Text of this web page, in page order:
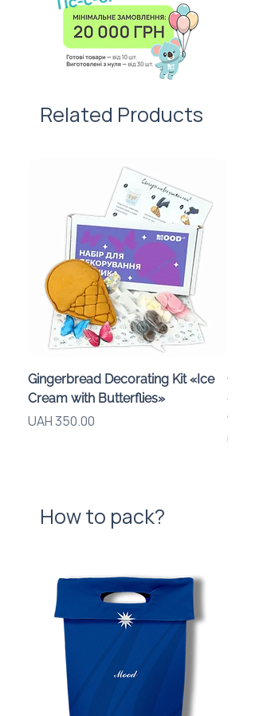
забудьте про листівку —
важливий атрибут першого
враження!
100 штук без врахування
вартості нанесення.
Related Products
Gingerbread Decorating Kit «Ice
Cream with Butterflies»
Price
UAH 350.00
Gift
Price
UAH
How to pack?